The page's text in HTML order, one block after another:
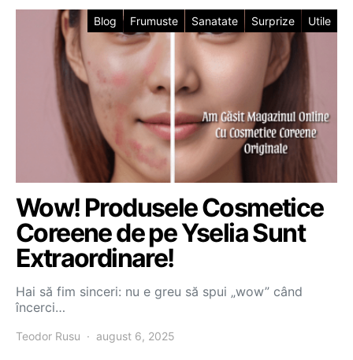
Blog Frumuste Sanatate Surprize Utile
Wow! Produsele Cosmetice
Coreene de pe Yselia Sunt
Extraordinare!
Hai să fim sinceri: nu e greu să spui „wow” când
încerci…
Teodor Rusu august 6, 2025